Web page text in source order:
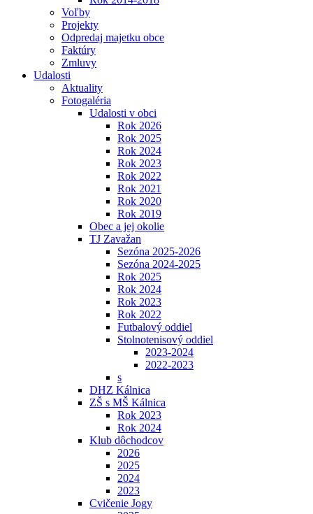
Voľby
Projekty
Odpredaj majetku obce
Faktúry
Zmluvy
Udalosti
Aktuality
Fotogaléria
Udalosti v obci
Rok 2026
Rok 2025
Rok 2024
Rok 2023
Rok 2022
Rok 2021
Rok 2020
Rok 2019
Obec a jej okolie
TJ Zavažan
Sezóna 2025-2026
Sezóna 2024-2025
Rok 2025
Rok 2024
Rok 2023
Rok 2022
Futbalový oddiel
Stolnotenisový oddiel
2023-2024
2022-2023
s
DHZ Kálnica
ZŠ s MŠ Kálnica
Rok 2023
Rok 2024
Klub dôchodcov
2026
2025
2024
2023
Cvičenie Jogy